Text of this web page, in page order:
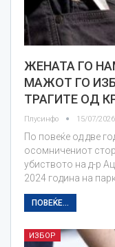
ЖЕНАТА ГО
МАЖОТ ГО
ТРАГИТЕ ОД
Плусинфо 15/07/2026
По повеќе од две
осомничениот
убиството на д-р
2024 година на
ПОВЕЌЕ...
ИЗБОР